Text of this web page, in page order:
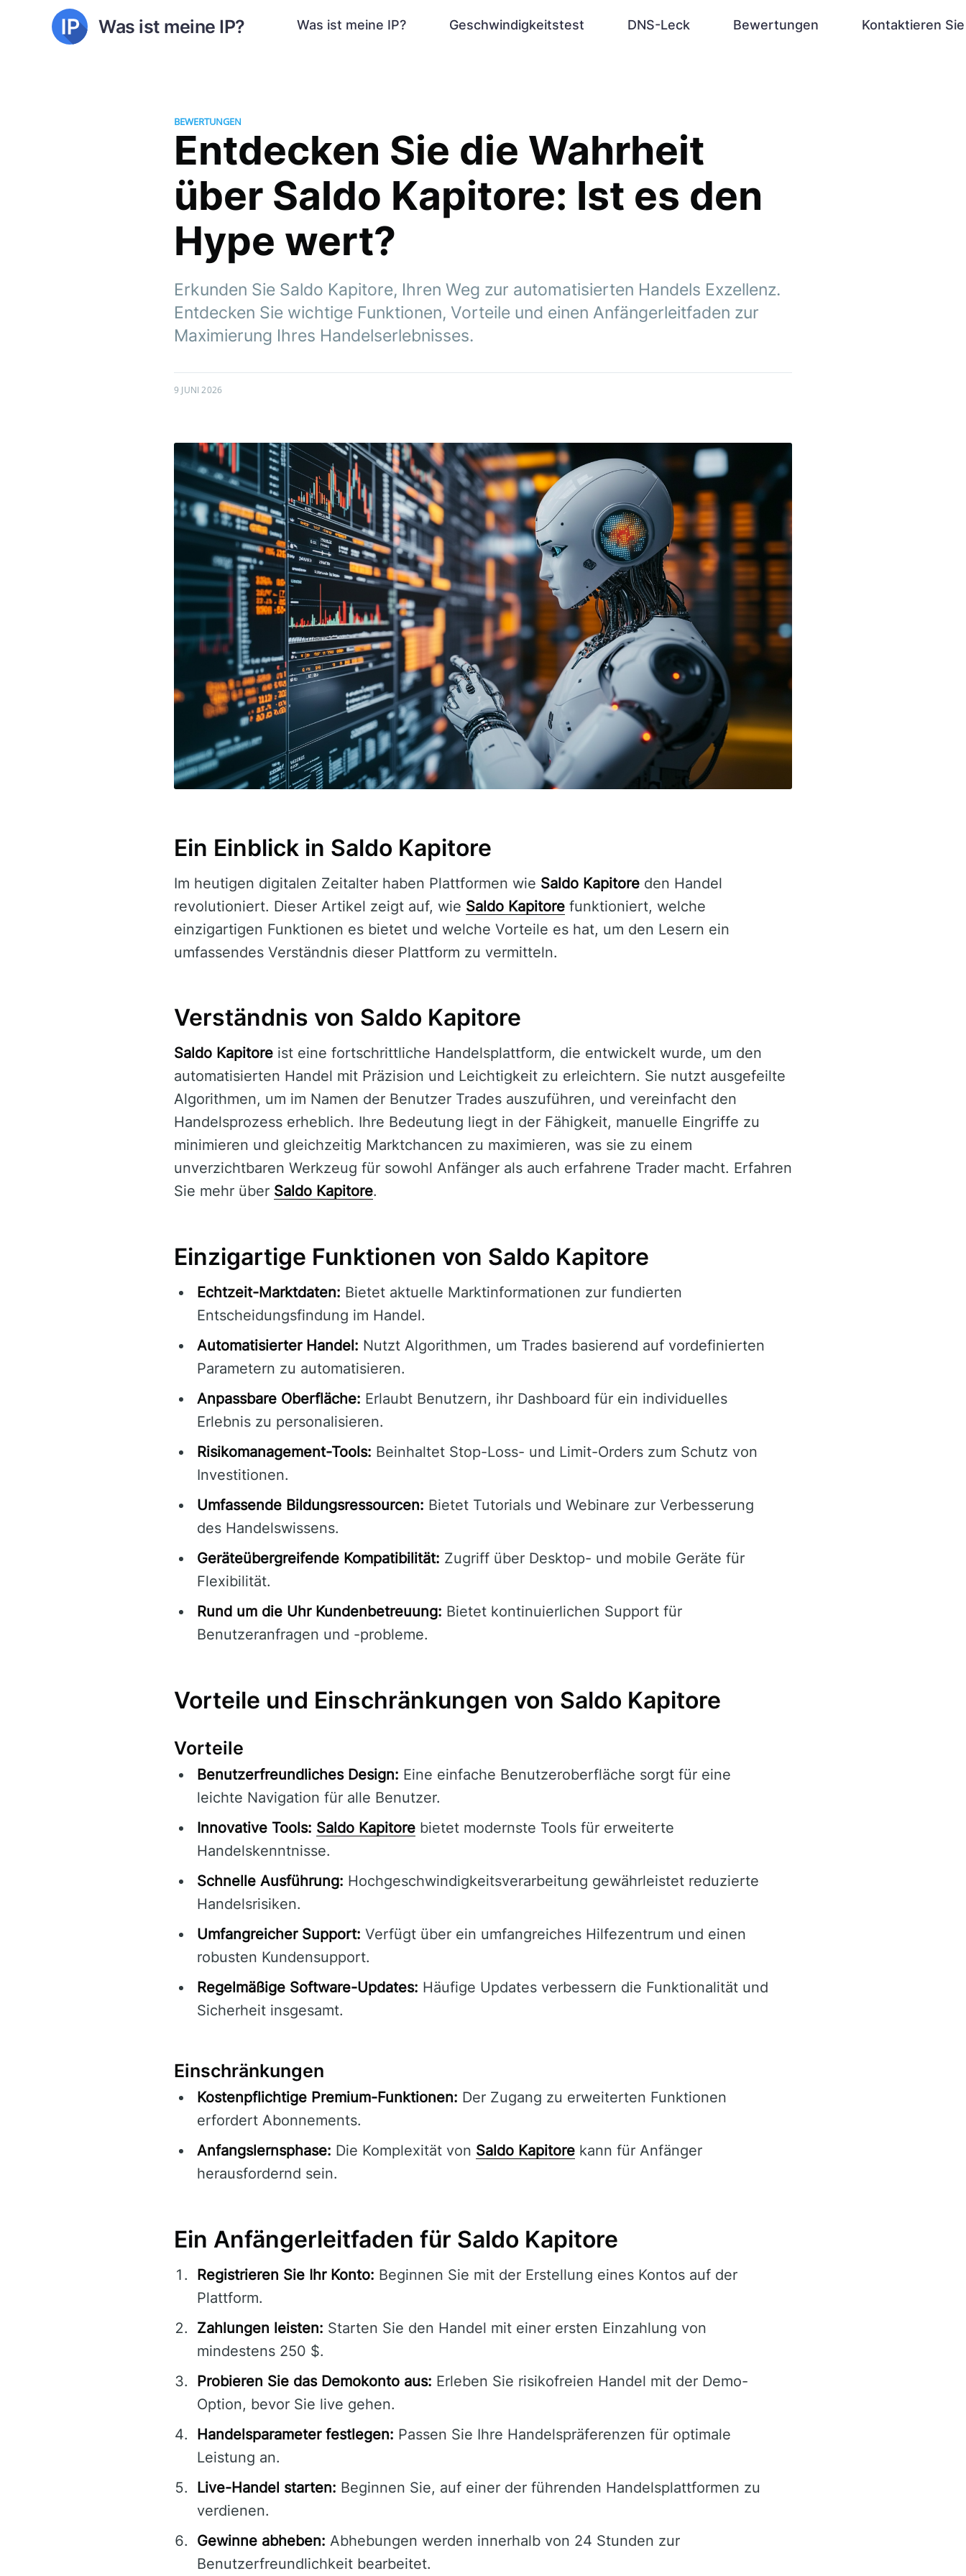
Was ist meine IP? Was ist meine IP? Geschwindigkeitstest DNS-Leck Bewertungen Kontaktieren
BEWERTUNGEN
Entdecken Sie die Wahrheit
über Saldo Kapitore: Ist es den
Hype wert?
Erkunden Sie Saldo Kapitore, Ihren Weg zur automatisierten Handels Exzellenz.
Entdecken Sie wichtige Funktionen, Vorteile und einen Anfängerleitfaden zur
Maximierung Ihres Handelserlebnisses.
9 JUNI 2026
Ein Einblick in Saldo Kapitore
Im heutigen digitalen Zeitalter haben Plattformen wie Saldo Kapitore den Handel
revolutioniert. Dieser Artikel zeigt auf, wie Saldo Kapitore funktioniert, welche
einzigartigen Funktionen es bietet und welche Vorteile es hat, um den Lesern ein
umfassendes Verständnis dieser Plattform zu vermitteln.
Verständnis von Saldo Kapitore
Saldo Kapitore ist eine fortschrittliche Handelsplattform, die entwickelt wurde, um den
automatisierten Handel mit Präzision und Leichtigkeit zu erleichtern. Sie nutzt ausgefeilte
Algorithmen, um im Namen der Benutzer Trades auszuführen, und vereinfacht den
Handelsprozess erheblich. Ihre Bedeutung liegt in der Fähigkeit, manuelle Eingriffe zu
minimieren und gleichzeitig Marktchancen zu maximieren, was sie zu einem
unverzichtbaren Werkzeug für sowohl Anfänger als auch erfahrene Trader macht. Erfahren
Sie mehr über Saldo Kapitore.
Einzigartige Funktionen von Saldo Kapitore
Echtzeit-Marktdaten: Bietet aktuelle Marktinformationen zur fundierten
Entscheidungsfindung im Handel.
Automatisierter Handel: Nutzt Algorithmen, um Trades basierend auf vordefinierten
Parametern zu automatisieren.
Anpassbare Oberfläche: Erlaubt Benutzern, ihr Dashboard für ein individuelles
Erlebnis zu personalisieren.
Risikomanagement-Tools: Beinhaltet Stop-Loss- und Limit-Orders zum Schutz von
Investitionen.
Umfassende Bildungsressourcen: Bietet Tutorials und Webinare zur Verbesserung
des Handelswissens.
Geräteübergreifende Kompatibilität: Zugriff über Desktop- und mobile Geräte für
Flexibilität.
Rund um die Uhr Kundenbetreuung: Bietet kontinuierlichen Support für
Benutzeranfragen und -probleme.
Vorteile und Einschränkungen von Saldo Kapitore
Vorteile
Benutzerfreundliches Design: Eine einfache Benutzeroberfläche sorgt für eine
leichte Navigation für alle Benutzer.
Innovative Tools: Saldo Kapitore bietet modernste Tools für erweiterte
Handelskenntnisse.
Schnelle Ausführung: Hochgeschwindigkeitsverarbeitung gewährleistet reduzierte
Handelsrisiken.
Umfangreicher Support: Verfügt über ein umfangreiches Hilfezentrum und einen
robusten Kundensupport.
Regelmäßige Software-Updates: Häufige Updates verbessern die Funktionalität und
Sicherheit insgesamt.
Einschränkungen
Kostenpflichtige Premium-Funktionen: Der Zugang zu erweiterten Funktionen
erfordert Abonnements.
Anfangslernsphase: Die Komplexität von Saldo Kapitore kann für Anfänger
herausfordernd sein.
Ein Anfängerleitfaden für Saldo Kapitore
Registrieren Sie Ihr Konto: Beginnen Sie mit der Erstellung eines Kontos auf der
Plattform.
Zahlungen leisten: Starten Sie den Handel mit einer ersten Einzahlung von
mindestens 250 $.
Probieren Sie das Demokonto aus: Erleben Sie risikofreien Handel mit der Demo-
Option, bevor Sie live gehen.
Handelsparameter festlegen: Passen Sie Ihre Handelspräferenzen für optimale
Leistung an.
Live-Handel starten: Beginnen Sie, auf einer der führenden Handelsplattformen zu
verdienen.
Gewinne abheben: Abhebungen werden innerhalb von 24 Stunden zur
Benutzerfreundlichkeit bearbeitet.